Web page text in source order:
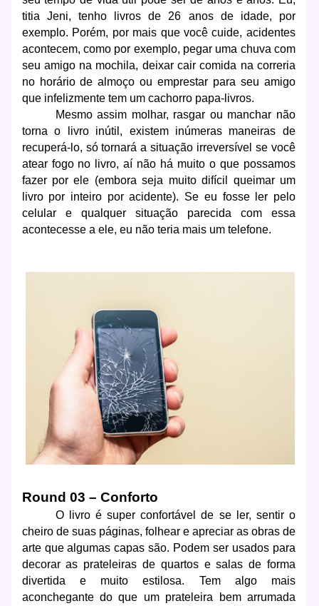
titia Jeni, tenho livros de 26 anos de idade, por
exemplo. Porém, por mais que você cuide, acidentes
acontecem, como por exemplo, pegar uma chuva com
seu amigo na mochila, deixar cair comida na correria
no horário de almoço ou emprestar para seu amigo
que infelizmente tem um cachorro papa-livros.
Mesmo assim molhar, rasgar ou manchar não
torna o livro inútil, existem inúmeras maneiras de
recuperá-lo, só tornará a situação irreversível se você
atear fogo no livro, aí não há muito o que possamos
fazer por ele (embora seja muito difícil queimar um
livro por inteiro por acidente). Se eu fosse ler pelo
celular e qualquer situação parecida com essa
acontecesse a ele, eu não teria mais um telefone.
Round 03 – Conforto
O livro é super confortável de se ler, sentir o
cheiro de suas páginas, folhear e apreciar as obras de
arte que algumas capas são. Podem ser usados para
decorar as prateleiras de quartos e salas de forma
divertida e muito estilosa. Tem algo mais
aconchegante do que um prateleira bem arrumada